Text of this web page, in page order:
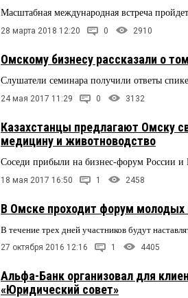
Масштабная международная встреча
28 марта 2018 12:20 0 2910
Омскому бизнесу рассказали о
Слушатели семинара получили ответы
24 мая 2017 11:29 0 3132
Казахстанцы предлагают Омску
медицину и животноводство
Соседи прибыли на бизнес-форум России и
18 мая 2017 16:50 1 2458
В Омске проходит форум молодых
В течение трех дней участников будут
27 октября 2016 12:16 1 4405
Альфа-Банк организовал для
«Юридический совет»